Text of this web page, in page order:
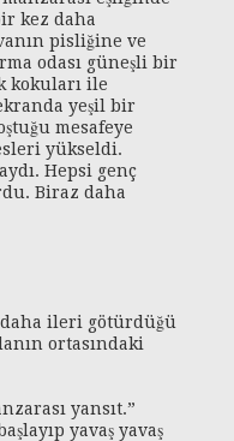
kez daha
pisliğine ve
odası güneşli bir
kokuları ile
yeşil bir
mesafeye
yükseldi.
Hepsi genç
Biraz daha
ileri götürdüğü
ortasındaki
yansıt.”
yavaş yavaş